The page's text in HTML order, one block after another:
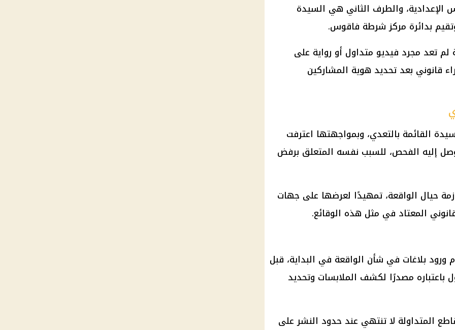
والطرف الثاني هي السيدة
بدائرة مركز شرطة فاقوس.
تعد مجرد فيديو متداول أو رواية على
قانوني بعد تحديد هوية المشاركين
القائمة بالتعدي، وبمواجهتها اعترفت
إليه الفحص، للسبب نفسه المتعلق برفض
حيال الواقعة، تمهيدًا لعرضها على جهات
المعتاد في مثل هذه الوقائع.
بلاغات في شأن الواقعة في البداية، قبل
باعتباره مصدرًا لكشف الملابسات وتحديد
المتداولة لا تنتهي عند حدود النشر على